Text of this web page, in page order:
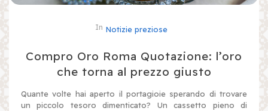
In Notizie preziose
Compro Oro Roma Quotazione: l’oro
che torna al prezzo giusto
Quante volte hai aperto il portagioie sperando di trovare
un piccolo tesoro dimenticato? Un cassetto pieno di